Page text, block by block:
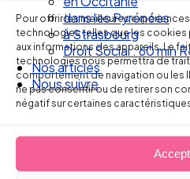
Pour offrir les meilleures
technologies telles que les
aux informations des appareils. Le
technologies nous permettra de
comportement de navigation ou les
ne pas consentir ou de retirer son
négatif sur certaines
dans les Pyrénées
à Strasbourg
Droit Social : 60 min
Nos articles
Nous suivre
Ellipse
Réseau
de
d’avocats